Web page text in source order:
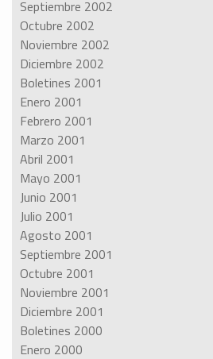
Septiembre 2002
Octubre 2002
Noviembre 2002
Diciembre 2002
Boletines 2001
Enero 2001
Febrero 2001
Marzo 2001
Abril 2001
Mayo 2001
Junio 2001
Julio 2001
Agosto 2001
Septiembre 2001
Octubre 2001
Noviembre 2001
Diciembre 2001
Boletines 2000
Enero 2000